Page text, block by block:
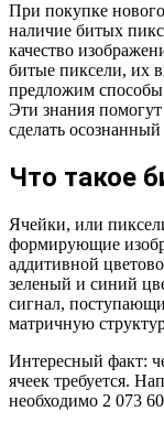
При покупке
наличие битых
качество
битые пиксели, их
предложим способы
Эти знания
сделать
Что такое
Ячейки, или
формирующие
аддитивной
зеленый и синий
сигнал,
матричную
Интересный факт:
ячеек требуется.
необходимо 2 073